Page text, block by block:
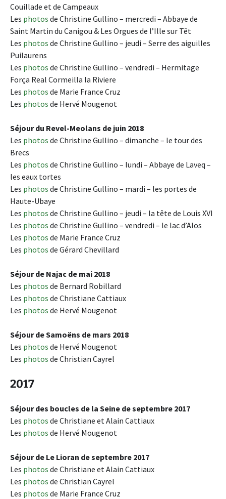
Couillade et de Campeaux
Les photos de Christine Gullino – mercredi – Abbaye de
Saint Martin du Canigou & Les Orgues de l’Ille sur Têt
Les photos de Christine Gullino – jeudi – Serre des aiguilles
Puilaurens
Les photos de Christine Gullino – vendredi – Hermitage
Força Real Cormeilla la Riviere
Les photos de Marie France Cruz
Les photos de Hervé Mougenot
Séjour du Revel-Meolans de juin 2018
Les photos de Christine Gullino – dimanche – le tour des
Brecs
Les photos de Christine Gullino – lundi – Abbaye de Laveq –
les eaux tortes
Les photos de Christine Gullino – mardi – les portes de
Haute-Ubaye
Les photos de Christine Gullino – jeudi – la tête de Louis XVI
Les photos de Christine Gullino – vendredi – le lac d’Alos
Les photos de Marie France Cruz
Les photos de Gérard Chevillard
Séjour de Najac de mai 2018
Les photos de Bernard Robillard
Les photos de Christiane Cattiaux
Les photos de Hervé Mougenot
Séjour de Samoëns de mars 2018
Les photos de Hervé Mougenot
Les photos de Christian Cayrel
2017
Séjour des boucles de la Seine de septembre 2017
Les photos de Christiane et Alain Cattiaux
Les photos de Hervé Mougenot
Séjour de Le Lioran de septembre 2017
Les photos de Christiane et Alain Cattiaux
Les photos de Christian Cayrel
Les photos de Marie France Cruz